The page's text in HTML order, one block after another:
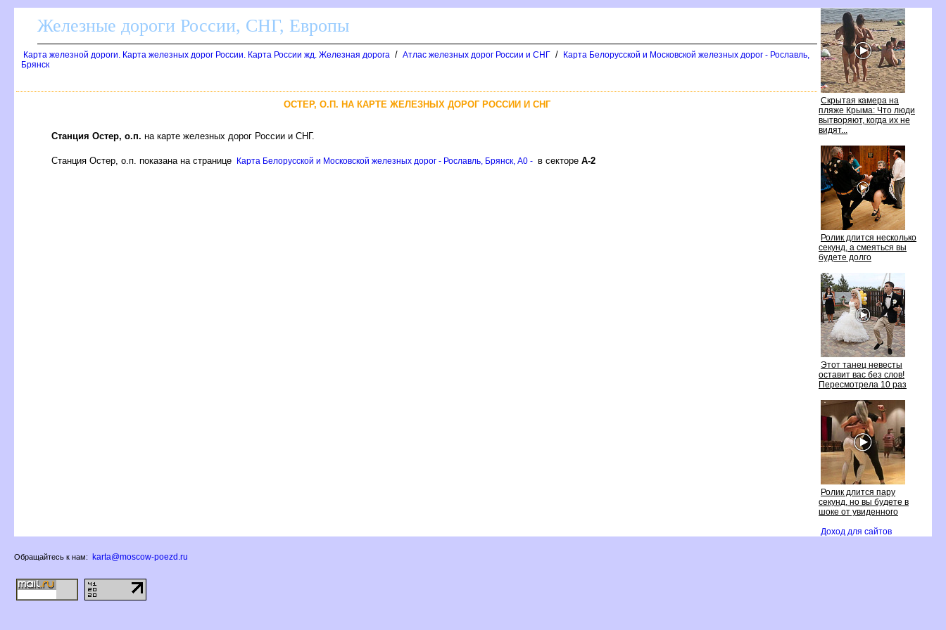
Скрытая камера на
пляже Крыма: Что люди
ытворяют, когда их не
идят...
Ролик длится несколько
секунд, а смеяться вы
удете долго
Этот танец невесты
оставит вас без слов!
Пересмотрела 10 раз
Ролик длится пару
секунд, но вы будете
шоке от увиденного
Доход для сайто
Железные дороги России, СНГ, Европы
Карта железной дороги. Карта железных дорог России. Карта России жд. Железная дорога / Атлас железных дорог России и СНГ /
Карта Белорусской и Московской железных дорог - Рославль,
Брянск
ОСТЕР, О.П. НА КАРТЕ ЖЕЛЕЗНЫХ ДОРОГ РОССИИ И СНГ
Станция Остер, о.п. на карте железных дорог России и СНГ.
Станция Остер, о.п. показана на странице Карта Белорусской и Московской железных дорог - Рославль, Брянск, A0 - секторе А-2
Обращайтесь к нам: karta@moscow-poezd.ru